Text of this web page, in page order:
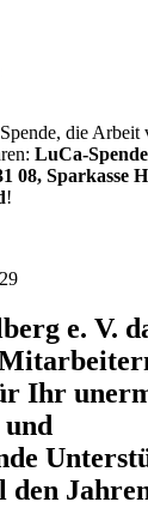
die
LuCa-
08, Sparkasse
!
e. V.
Ihr
und
den